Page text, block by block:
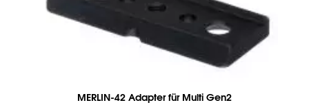
MERLIN-42 Adapter für Multi Gen2